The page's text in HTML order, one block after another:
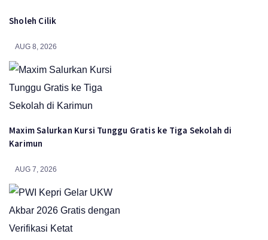
Sholeh Cilik
AUG 8, 2026
Maxim Salurkan Kursi Tunggu Gratis ke Tiga Sekolah di
Karimun
AUG 7, 2026